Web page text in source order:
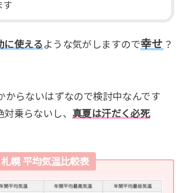
す
に使える ような気がしますので幸せ ？
からないはずなので検討中なんです
乗らないし、 真夏は汗だく必死
幌 平均気温比較表